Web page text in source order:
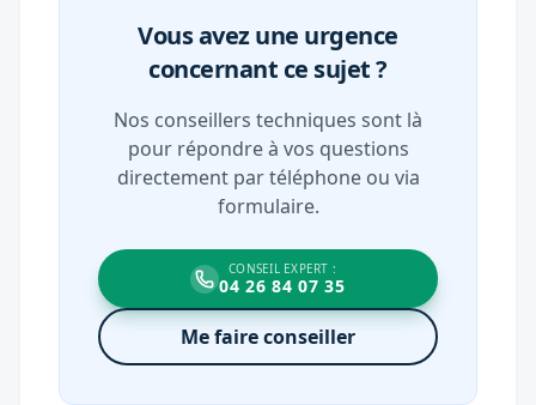
Vous avez une urgence
concernant ce sujet ?
Nos conseillers techniques sont là
pour répondre à vos questions
directement par téléphone ou via
formulaire.
CONSEIL EXPERT :
04 26 84 07 35
Me faire conseiller